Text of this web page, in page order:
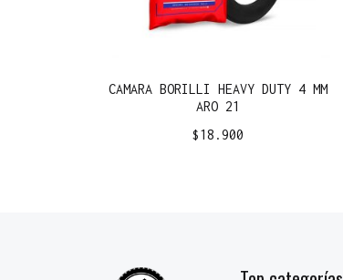
CAMARA BORILLI HEAVY DUTY 4 MM
ARO 21
$18.900